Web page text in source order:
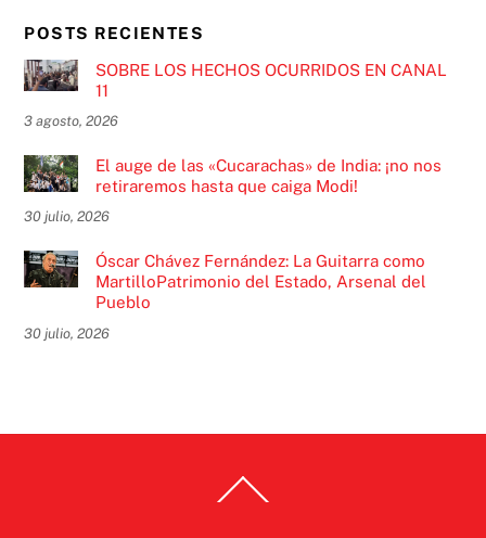
POSTS RECIENTES
SOBRE LOS HECHOS OCURRIDOS EN CANAL
11
3 agosto, 2026
El auge de las «Cucarachas» de India: ¡no nos
retiraremos hasta que caiga Modi!
30 julio, 2026
Óscar Chávez Fernández: La Guitarra como
MartilloPatrimonio del Estado, Arsenal del
Pueblo
30 julio, 2026
To